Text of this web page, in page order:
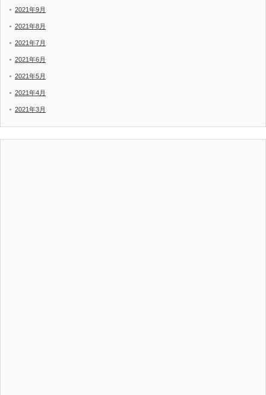
2021年9月
2021年8月
2021年7月
2021年6月
2021年5月
2021年4月
2021年3月